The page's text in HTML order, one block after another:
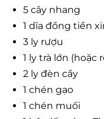
5 cây nhang
1 dĩa đồng tiền
3 ly rượu
1 ly trà lớn (hoặc
2 ly đèn cầy
1 chén gạo
1 chén muối